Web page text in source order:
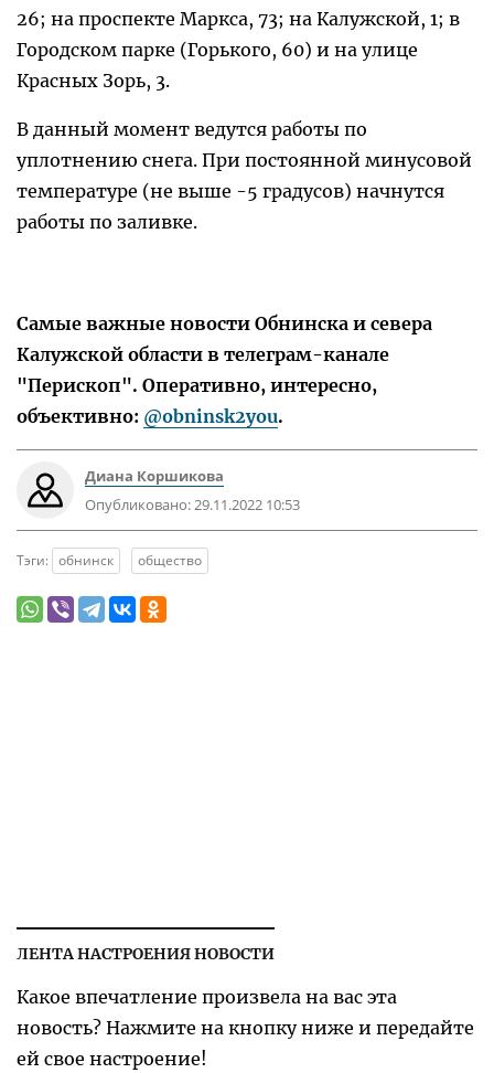
26; на проспекте Маркса, 73; на Калужской, 1; в
Городском парке (Горького, 60) и на улице
Красных Зорь, 3.
В данный момент ведутся работы по
уплотнению снега. При постоянной минусовой
температуре (не выше -5 градусов) начнутся
работы по заливке.
Самые важные новости Обнинска и севера
Калужской области в телеграм-канале
"Перископ". Оперативно, интересно,
объективно: @obninsk2you.
Диана Коршикова
Опубликовано:29.11.2022 10:53
Тэги: обнинск общество
ЛЕНТА НАСТРОЕНИЯ НОВОСТИ
Какое впечатление произвела на вас эта
новость? Нажмите на кнопку ниже и передайте
ей свое настроение!